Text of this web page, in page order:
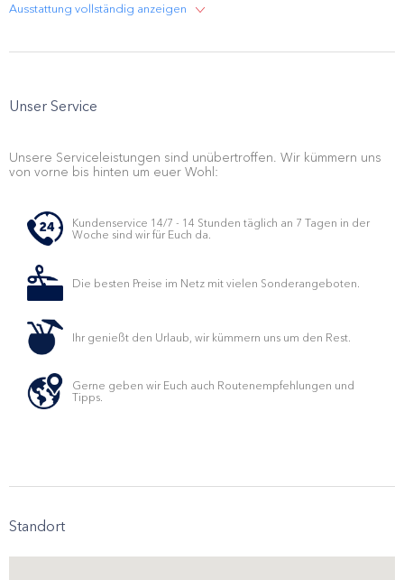
Ausstattung vollständig anzeigen
Unser Service
Unsere Serviceleistungen sind unübertroffen. Wir kümmern uns
von vorne bis hinten um euer Wohl:
Kundenservice 14/7 - 14 Stunden täglich an 7 Tagen in der
Woche sind wir für Euch da.
Die besten Preise im Netz mit vielen Sonderangeboten.
Ihr genießt den Urlaub, wir kümmern uns um den Rest.
Gerne geben wir Euch auch Routenempfehlungen und
Tipps.
Standort